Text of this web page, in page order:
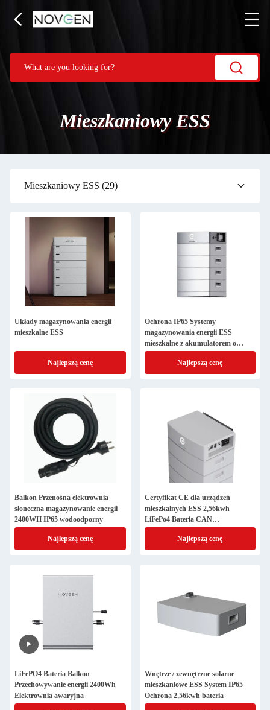
Mieszkaniowy ESS
Mieszkaniowy ESS (29)
Układy magazynowania energii
mieszkalne ESS
Najlepszą cenę
Ochrona IP65 Systemy
magazynowania energii ESS
mieszkalne z akumulatorem o
pojemności 2,56 KWH
Najlepszą cenę
Balkon Przenośna elektrownia
słoneczna magazynowanie energii
2400WH IP65 wodoodporny
Najlepszą cenę
Certyfikat CE dla urządzeń
mieszkalnych ESS 2,56kwh
LiFePo4 Bateria CAN
Komunikacja
Najlepszą cenę
LiFePO4 Bateria Balkon
Przechowywanie energii 2400Wh
Elektrownia awaryjna
Wnętrze / zewnętrzne solarne
mieszkaniowe ESS System IP65
Ochrona 2,56kwh bateria